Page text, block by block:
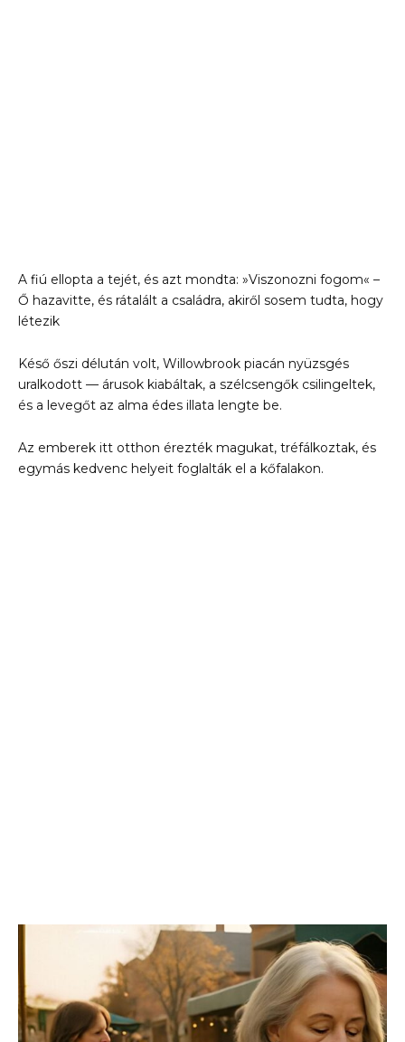
A fiú ellopta a tejét, és azt mondta: »Viszonozni fogom« –
Ő hazavitte, és rátalált a családra, akiről sosem tudta, hogy
létezik
Késő őszi délután volt, Willowbrook piacán nyüzsgés
uralkodott — árusok kiabáltak, a szélcsengők csilingeltek,
és a levegőt az alma édes illata lengte be.
Az emberek itt otthon érezték magukat, tréfálkoztak, és
egymás kedvenc helyeit foglalták el a kőfalakon.